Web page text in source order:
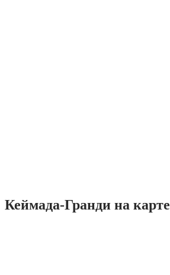
Кеймада-Гранди на карте